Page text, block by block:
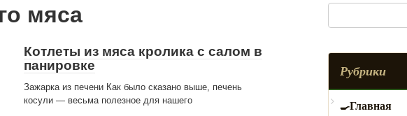
мяса
Котлеты из мяса кролика с салом в
панировке
Зажарка из печени Как было сказано выше, печень
косули — весьма полезное для нашего
Рубрики
Главная